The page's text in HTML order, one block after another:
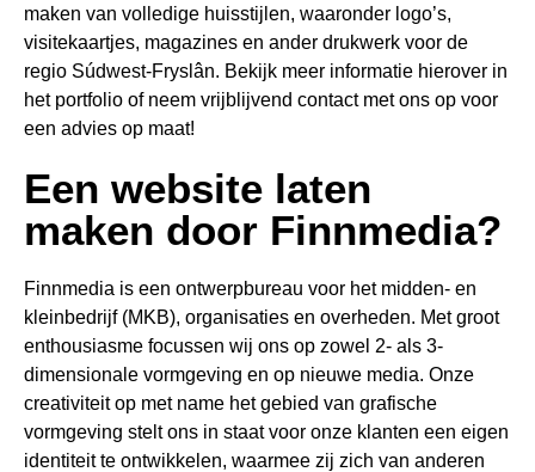
maken van volledige huisstijlen, waaronder logo’s,
visitekaartjes, magazines en ander drukwerk voor de
regio Súdwest-Fryslân. Bekijk meer informatie hierover in
het portfolio of neem vrijblijvend contact met ons op voor
een advies op maat!
Een website laten
maken door Finnmedia?
Finnmedia is een ontwerpbureau voor het midden- en
kleinbedrijf (MKB), organisaties en overheden. Met groot
enthousiasme focussen wij ons op zowel 2- als 3-
dimensionale vormgeving en op nieuwe media. Onze
creativiteit op met name het gebied van grafische
vormgeving stelt ons in staat voor onze klanten een eigen
identiteit te ontwikkelen, waarmee zij zich van anderen